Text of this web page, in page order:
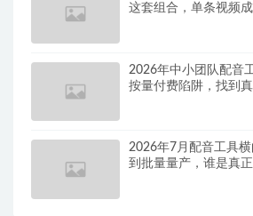
这套组合，单条视频
2026年中小团队配音
按量付费陷阱，找到
2026年7月配音工具
到批量量产，谁是真